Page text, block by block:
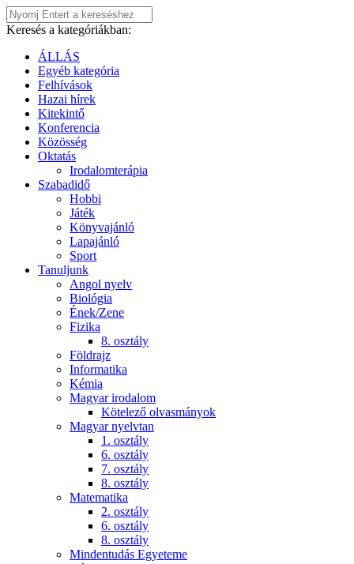
Keresés a kategóriákban:
ÁLLÁS
Egyéb kategória
Felhívások
Hazai hírek
Kitekintő
Konferencia
Közösség
Oktatás
Irodalomterápia
Szabadidő
Hobbi
Játék
Könyvajánló
Lapajánló
Sport
Tanuljunk
Angol nyelv
Biológia
Ének/Zene
Fizika
8. osztály
Földrajz
Informatika
Kémia
Magyar irodalom
Kötelező olvasmányok
Magyar nyelvtan
1. osztály
6. osztály
7. osztály
8. osztály
Matematika
2. osztály
6. osztály
8. osztály
Mindentudás Egyeteme